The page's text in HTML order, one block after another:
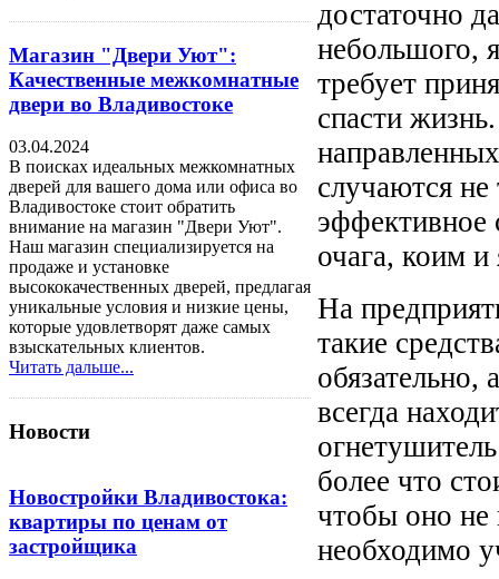
Магазин "Двери Уют":
Качественные межкомнатные
двери во Владивостоке
03.04.2024
В поисках идеальных межкомнатных
дверей для вашего дома или офиса во
Владивостоке стоит обратить
внимание на магазин "Двери Уют".
Наш магазин специализируется на
продаже и установке
высококачественных дверей, предлагая
уникальные условия и низкие цены,
которые удовлетворят даже самых
взыскательных клиентов.
Читать дальше...
Новости
Новостройки Владивостока:
квартиры по ценам от
застройщика
достаточно
небольшого,
требует
спасти
случаются
эффективное
очага, коим
На
такие
обязательно,
всегда
более что
чтобы оно не
необходимо